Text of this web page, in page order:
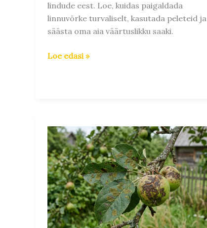
lindude eest. Loe, kuidas paigaldada
linnuvõrke turvaliselt, kasutada peleteid ja
säästa oma aia väärtuslikku saaki.
Loe edasi »
Õunapuu
haigused
ja
kahjurid:
Kuidas
päästa
oma
saak?